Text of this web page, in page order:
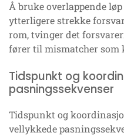
Å bruke overlappende
ytterligere strekke
rom, tvinger det
fører til mismatcher som
Tidspunkt og
pasningssekvenser
Tidspunkt og
vellykkede